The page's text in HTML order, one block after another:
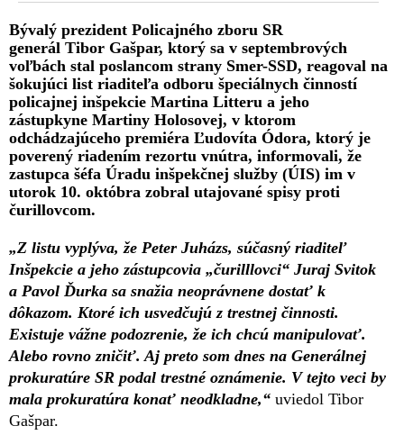
Bývalý prezident Policajného zboru SR
generál Tibor Gašpar, ktorý sa v septembrových
voľbách stal poslancom strany Smer-SSD, reagoval na
šokujúci list riaditeľa odboru špeciálnych činností
policajnej inšpekcie Martina Litteru a jeho
zástupkyne Martiny Holosovej, v ktorom
odchádzajúceho premiéra Ľudovíta Ódora, ktorý je
poverený riadením rezortu vnútra, informovali, že
zastupca šéfa Úradu inšpekčnej služby (ÚIS) im v
utorok 10. októbra zobral utajované spisy proti
čurillovcom.
„Z listu vyplýva, že Peter Juházs, súčasný riaditeľ
Inšpekcie a jeho zástupcovia „čurilllovci“ Juraj Svitok
a Pavol Ďurka sa snažia neoprávnene dostať k
dôkazom. Ktoré ich usvedčujú z trestnej činnosti.
Existuje vážne podozrenie, že ich chcú manipulovať.
Alebo rovno zničiť. Aj preto som dnes na Generálnej
prokuratúre SR podal trestné oznámenie. V tejto veci by
mala prokuratúra konať neodkladne,“ uviedol Tibor
Gašpar.